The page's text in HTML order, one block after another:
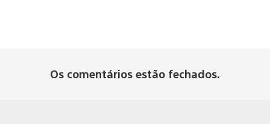
Os comentários estão fechados.